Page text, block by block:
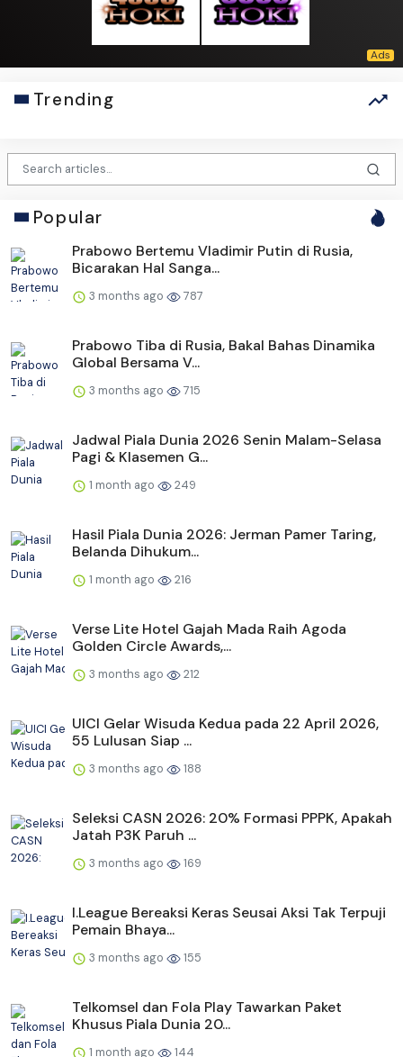
Trending
Popular
Prabowo Bertemu Vladimir Putin di Rusia,
Bicarakan Hal Sanga...
3 months ago 787
Prabowo Tiba di Rusia, Bakal Bahas Dinamika
Global Bersama V...
3 months ago 715
Jadwal Piala Dunia 2026 Senin Malam-Selasa
Pagi & Klasemen G...
1 month ago 249
Hasil Piala Dunia 2026: Jerman Pamer Taring,
Belanda Dihukum...
1 month ago 216
Verse Lite Hotel Gajah Mada Raih Agoda
Golden Circle Awards,...
3 months ago 212
UICI Gelar Wisuda Kedua pada 22 April 2026,
55 Lulusan Siap ...
3 months ago 188
Seleksi CASN 2026: 20% Formasi PPPK, Apakah
Jatah P3K Paruh ...
3 months ago 169
I.League Bereaksi Keras Seusai Aksi Tak Terpuji
Pemain Bhaya...
3 months ago 155
Telkomsel dan Fola Play Tawarkan Paket
Khusus Piala Dunia 20...
1 month ago 144